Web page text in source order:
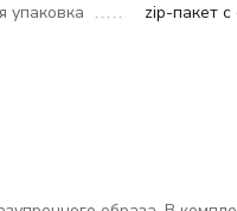
упаковка
zip-пакет